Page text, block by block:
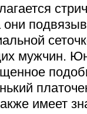
они
мужчин.
имеет